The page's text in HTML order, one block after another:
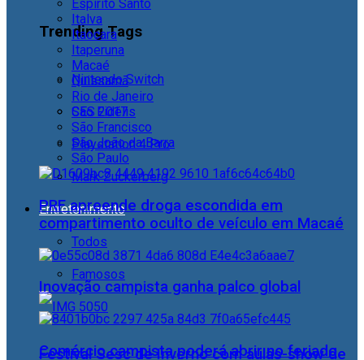
Trending Tags
Nintendo Switch
CES 2017
Playstation 4 Pro
Mark Zuckerberg
Entretenimento
Todos
Famosos
Festival Sesc de Inverno com aulas-show de
Espírito Santo
Italva
Itaocara
Itaperuna
Macaé
Quissamã
Rio de Janeiro
São Fidélis
São Francisco
São João da Barra
São Paulo
PRF apreende droga escondida em
compartimento oculto de veículo em Macaé
Inovação campista ganha palco global
Comércio campista poderá abrir no feriado